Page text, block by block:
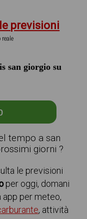
previsioni
san giorgio su
tempo a san
giorni ?
le previsioni
per oggi, domani
app per meteo,
, attività